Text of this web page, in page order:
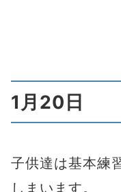
1月20日
子供達は基本練
しまいます。